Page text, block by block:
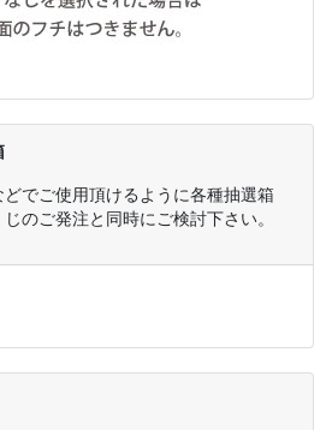
でご使用頂けるように各種抽選箱
のご発注と同時にご検討下さい。